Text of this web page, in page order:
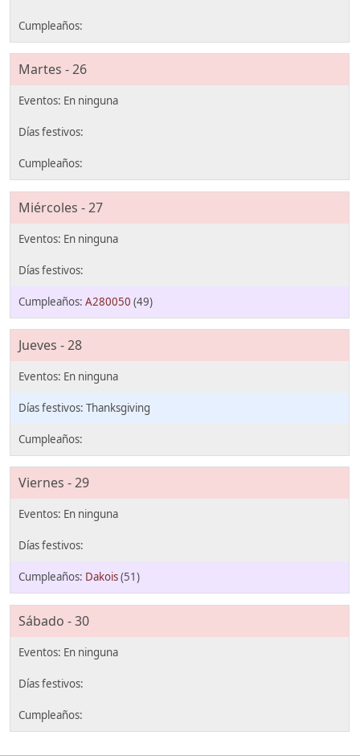
Martes - 26
Miércoles - 27
A280050 (49)
Jueves - 28
Thanksgiving
Viernes - 29
Dakois(51)
Sábado - 30